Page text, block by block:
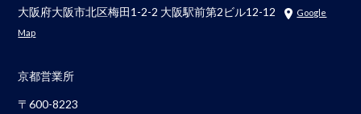
大阪府大阪市北区梅田1-2-2 大阪駅前第2ビル12-12
Google
Map
京都営業所
〒600-8223